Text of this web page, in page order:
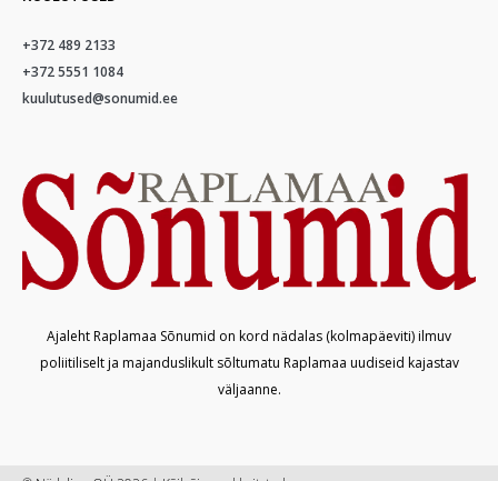
+372 489 2133
+372 5551 1084
kuulutused@sonumid.ee
Ajaleht Raplamaa Sõnumid on kord nädalas (kolmapäeviti) ilmuv
poliitiliselt ja majanduslikult sõltumatu Raplamaa uudiseid kajastav
väljaanne.